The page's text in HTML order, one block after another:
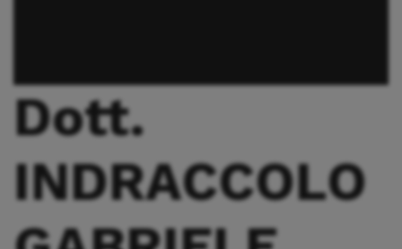
Dott.
INDRACCOLO